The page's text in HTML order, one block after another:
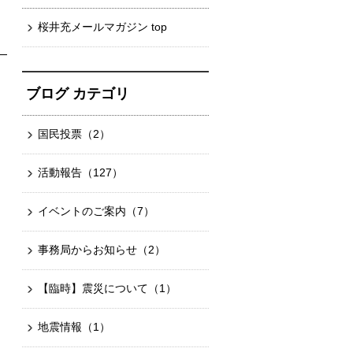
桜井充メールマガジン top
ブログ カテゴリ
国民投票（2）
活動報告（127）
イベントのご案内 （7）
事務局からお知らせ（2）
【臨時】震災について （1）
地震情報 （1）